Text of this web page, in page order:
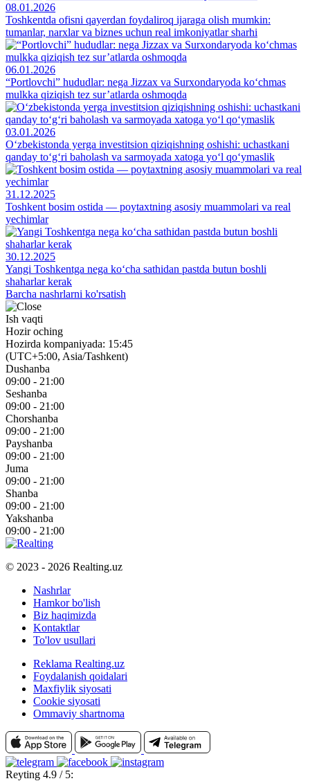
08.01.2026
Toshkentda ofisni qayerdan foydaliroq ijaraga olish mumkin:
tumanlar, narxlar va biznes uchun real imkoniyatlar sharhi
06.01.2026
“Portlovchi” hududlar: nega Jizzax va Surxondaryoda ko‘chmas
mulkka qiziqish tez sur’atlarda oshmoqda
03.01.2026
O‘zbekistonda yerga investitsion qiziqishning oshishi: uchastkani
qanday to‘g‘ri baholash va sarmoyada xatoga yo‘l qo‘ymaslik
31.12.2025
Toshkent bosim ostida — poytaxtning asosiy muammolari va real
yechimlar
30.12.2025
Yangi Toshkentga nega ko‘cha sathidan pastda butun boshli
shaharlar kerak
Barcha nashrlarni ko'rsatish
Ish vaqti
Hozir oching
Hozirda kompaniyada: 15:45
(UTC+5:00, Asia/Tashkent)
Dushanba
09:00 - 21:00
Seshanba
09:00 - 21:00
Chorshanba
09:00 - 21:00
Payshanba
09:00 - 21:00
Juma
09:00 - 21:00
Shanba
09:00 - 21:00
Yakshanba
09:00 - 21:00
© 2023 - 2026 Realting.uz
Nashrlar
Hamkor bo'lish
Biz haqimizda
Kontaktlar
To'lov usullari
Reklama Realting.uz
Foydalanish qoidalari
Maxfiylik siyosati
Cookie siyosati
Ommaviy shartnoma
Reyting 4.9 / 5: